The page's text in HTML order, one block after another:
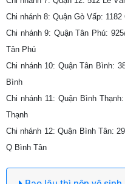
Chi nhánh 8: Quận Gò Vấp:
Chi nhánh 9: Quận Tân Phú:
Tân Phú
Chi nhánh 10: Quận Tân Bình:
Bình
Chi nhánh 11: Quận Bình
Thạnh
Chi nhánh 12: Quận Bình Tân:
Q Bình Tân